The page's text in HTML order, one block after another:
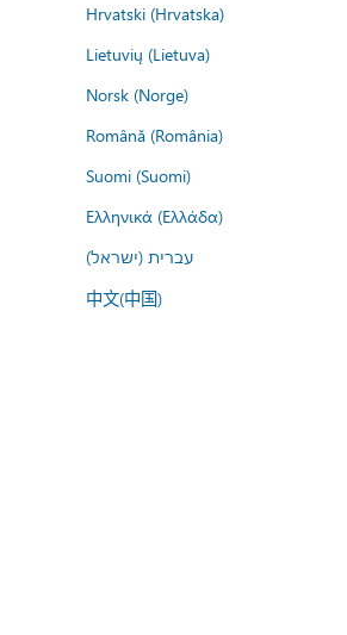
Hrvatski (Hrvatska)
Lietuvių (Lietuva)
Norsk (Norge)
Română (România)
Suomi (Suomi)
Ελληνικά (Ελλάδα)
עברית (ישראל)
中文(中国)